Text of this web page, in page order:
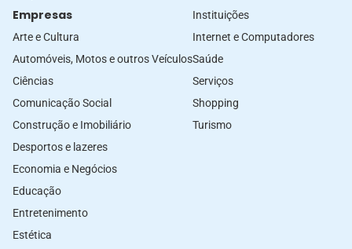
Empresas
Arte e Cultura
Automóveis, Motos e outros Veículos
Ciências
Comunicação Social
Construção e Imobiliário
Desportos e lazeres
Economia e Negócios
Educação
Entretenimento
Estética
Instituições
Internet e Computadores
Saúde
Serviços
Shopping
Turismo